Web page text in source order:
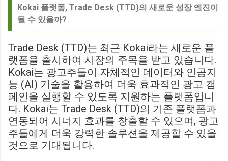
Kokai 플랫폼, Trade Desk (TTD)의 새로운 성장 엔진이
될 수 있을까?
Trade Desk (TTD)는 최근 Kokai라는 새로운 플
랫폼을 출시하여 시장의 주목을 받고 있습니다.
Kokai는 광고주들이 자체적인 데이터와 인공지
능 (AI) 기술을 활용하여 더욱 효과적인 광고 캠
페인을 실행할 수 있도록 지원하는 플랫폼입니
다. Kokai는 Trade Desk (TTD)의 기존 플랫폼과
연동되어 시너지 효과를 창출할 수 있으며, 광고
주들에게 더욱 강력한 솔루션을 제공할 수 있을
것으로 기대됩니다.